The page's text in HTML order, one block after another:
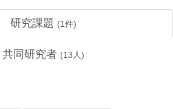
研究課題 (1件)
共同研究者 (13 人)